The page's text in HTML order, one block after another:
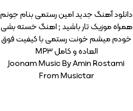
دانلود آهنگ جدید امین رستمی بنام جونم
همراه موزیک تار باشید ; اهنگ خسته بشی
خودم میشم خونت رستمی با کیفیت فوق
العاده و کامل MP3
Joonam Music By Amin Rostami
From Musictar